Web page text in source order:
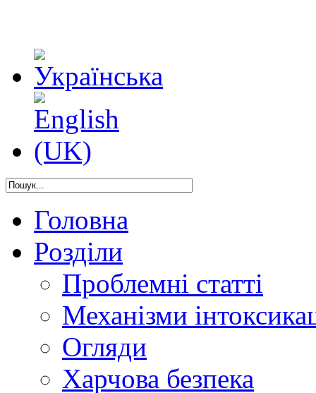
Головна
Розділи
Проблемні статті
Механізми
Огляди
Харчова безпека